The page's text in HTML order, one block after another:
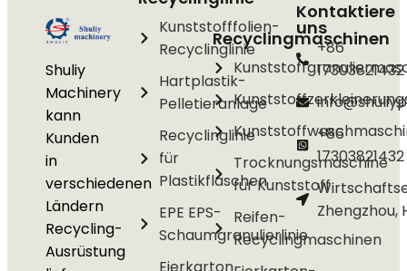
Shuliy
Machinery
kann
Kunden
in
verschiedenen
Ländern
Recycling-
Ausrüstung
Kunststofffolien-
Recyclinglinie
Hartplastik-
Pelletieranlage
Recyclinglinie
für
Plastikflaschen
EPE EPS-
Schaumgranulierlinie
Recyclingmaschinen
Trocknungsmaschine
für Kunststoff
Reifen-
Recyclingmaschinen
Kontaktiere
uns
+86
17303821432
+86
17303821432
Zhengzhou,